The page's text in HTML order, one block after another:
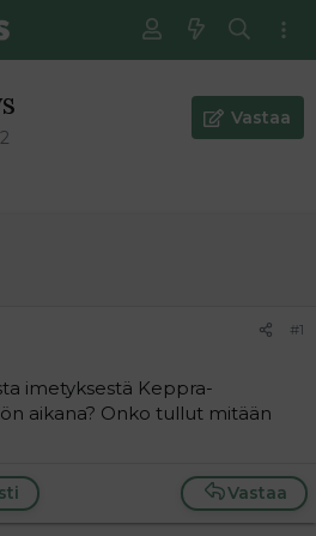
Vastaa
#1
imetyksestä Keppra-
aikana? Onko tullut mitään
Vastaa